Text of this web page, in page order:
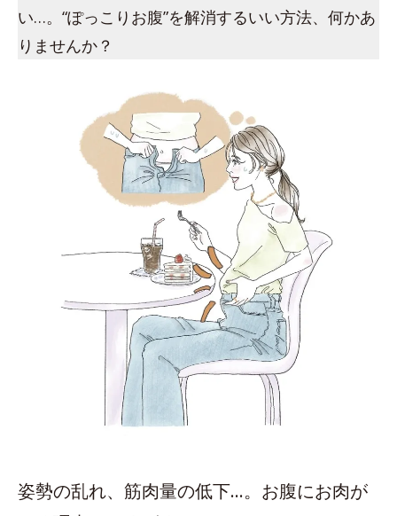
い…。“ぽっこりお腹”を解消するいい方法、何かあ
りませんか？
姿勢の乱れ、筋肉量の低下…。お腹にお肉が